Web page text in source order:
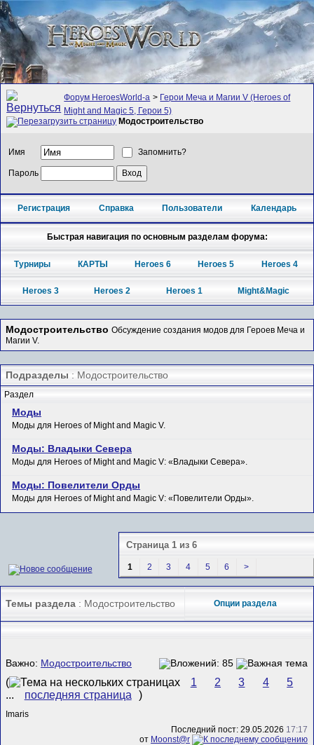
Форум HeroesWorld-а > Герои Меча и Магии V (Heroes of
Might and Magic 5, Герои 5)
Модостроительство
Имя Запомнить?
Пароль
Регистрация Справка Пользователи Календарь
Быстрая навигация по основным разделам форума:
Турниры КАРТЫ Heroes 6 Heroes 5 Heroes 4
Heroes 3 Heroes 2 Heroes 1 Might&Magic
Модостроительство Обсуждение создания модов для Героев Меча и
Магии V.
Подразделы : Модостроительство
Раздел
Моды
Моды для Heroes of Might and Magic V.
Моды: Владыки Севера
Моды для Heroes of Might and Magic V: «Владыки Севера».
Моды: Повелители Орды
Моды для Heroes of Might and Magic V: «Повелители Орды».
Страница 1 из 6
1 2 3 4 5 6 >
Темы раздела : Модостроительство Опции раздела
Важно: Модостроительство
( 1 2 3 4
5
...
последняя страница )
Imaris
Последний пост: 29.05.2026 17:17
от Mооnst@r